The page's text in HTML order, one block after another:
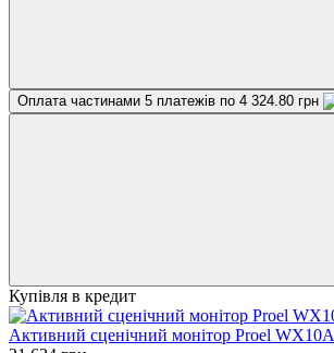
Оплата частинами 5 платежів по 4 324.80 грн
Купівля в кредит
Активний сценічний монітор Proel WX10A